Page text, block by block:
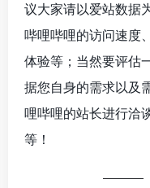
议大家请以爱站数据
哔哩哔哩的访问速度
体验等；当然要评估
据您自身的需求以及
哩哔哩的站长进行洽
等！